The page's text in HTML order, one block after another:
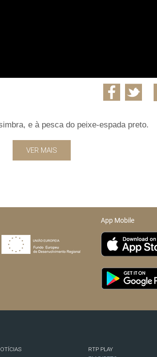
e à pesca do peixe-espada preto.
VER MAIS
App Mobile
RTP PLAY